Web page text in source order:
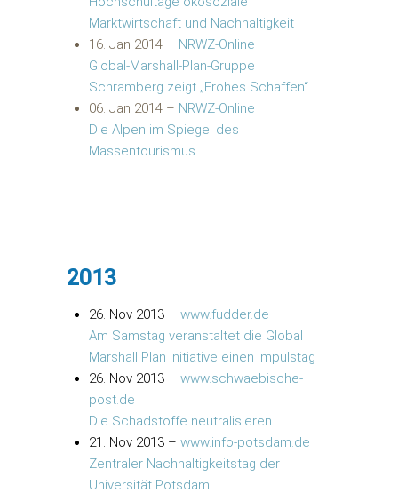
Marktwirtschaft und Nachhaltigkeit
16. Jan 2014 – NRWZ-Online
Global-Marshall-Plan-Gruppe
Schramberg zeigt „Frohes Schaffen“
06. Jan 2014 – NRWZ-Online
Die Alpen im Spiegel des
Massentourismus
2013
26. Nov 2013 – www.fudder.de
Am Samstag veranstaltet die Global
Marshall Plan Initiative einen Impulstag
26. Nov 2013 – www.schwaebische-
post.de
Die Schadstoffe neutralisieren
21. Nov 2013 – www.info-potsdam.de
Zentraler Nachhaltigkeitstag der
Universität Potsdam